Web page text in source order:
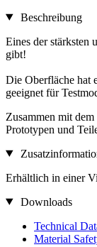
Beschreibung
Eines der stärksten
gibt!
Die Oberfläche hat
geeignet für
Zusammen mit
Prototypen und
Erhältlich in einer
Downloads
Technical
Material